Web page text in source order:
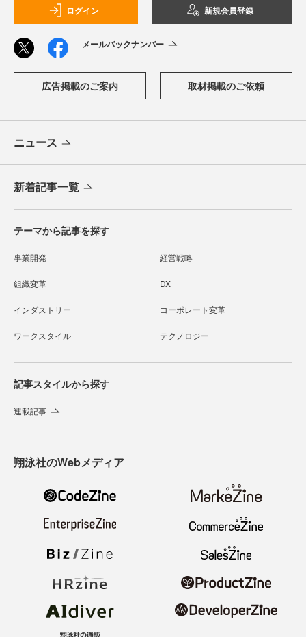
ログイン 新規会員登録
メールバックナンバー
広告掲載のご案内 取材掲載のご依頼
ニュース
新着記事一覧
テーマから記事を探す
事業開発 経営戦略
組織変革 DX
インダストリー コーポレート変革
ワークスタイル テクノロジー
記事スタイルから探す
連載記事
翔泳社のWebメディア